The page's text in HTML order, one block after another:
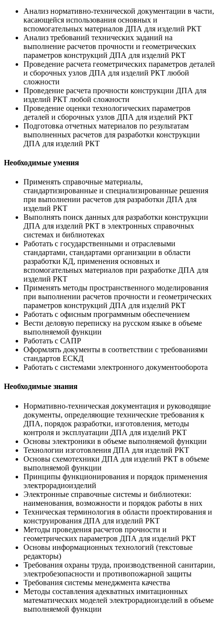
Анализ нормативно-технической документации в части,
касающейся использования основных и
вспомогательных материалов ДПА для изделий РКТ
Анализ требований технических заданий на
выполнение расчетов прочности и геометрических
параметров конструкций ДПА для изделий РКТ
Проведение расчета геометрических параметров деталей
и сборочных узлов ДПА для изделий РКТ любой
сложности
Проведение расчета прочности конструкции ДПА для
изделий РКТ любой сложности
Проведение оценки технологических параметров
деталей и сборочных узлов ДПА для изделий РКТ
Подготовка отчетных материалов по результатам
выполненных расчетов для разработки конструкции
ДПА для изделий РКТ
Необходимые умения
Применять справочные материалы,
стандартизированные и специализированные решения
при выполнении расчетов для разработки ДПА для
изделий РКТ
Выполнять поиск данных для разработки конструкции
ДПА для изделий РКТ в электронных справочных
системах и библиотеках
Работать с государственными и отраслевыми
стандартами, стандартами организации в области
разработки КД, применения основных и
вспомогательных материалов при разработке ДПА для
изделий РКТ
Применять методы пространственного моделирования
при выполнении расчетов прочности и геометрических
параметров конструкций ДПА для изделий РКТ
Работать с офисным программным обеспечением
Вести деловую переписку на русском языке в объеме
выполняемой функции
Работать с САПР
Оформлять документы в соответствии с требованиями
стандартов ЕСКД
Работать с системами электронного документооборота
Необходимые знания
Нормативно-техническая документация и руководящие
документы, определяющие технические требования к
ДПА, порядок разработки, изготовления, методы
контроля и эксплуатации ДПА для изделий РКТ
Основы электроники в объеме выполняемой функции
Технологии изготовления ДПА для изделий РКТ
Основы схемотехники ДПА для изделий РКТ в объеме
выполняемой функции
Принципы функционирования и порядок применения
электрорадиоизделий
Электронные справочные системы и библиотеки:
наименования, возможности и порядок работы в них
Техническая терминология в области проектирования и
конструирования ДПА для изделий РКТ
Методы проведения расчетов прочности и
геометрических параметров ДПА для изделий РКТ
Основы информационных технологий (текстовые
редакторы)
Требования охраны труда, производственной санитарии,
электробезопасности и противопожарной защиты
Требования системы менеджмента качества
Методы составления адекватных имитационных
математических моделей электрорадиоизделий в объеме
выполняемой функции